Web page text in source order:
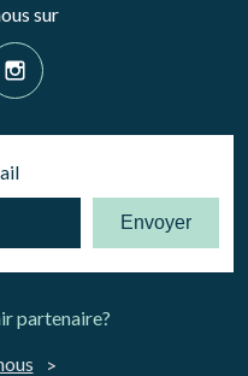
sur
Envoyer
partenaire?